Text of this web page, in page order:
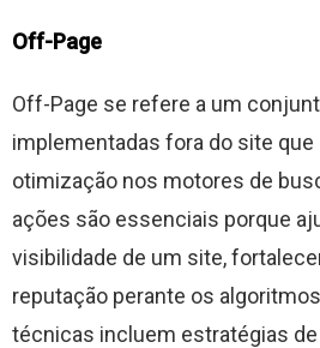
Off-Page
Off-Page se refere a um
implementadas fora do site que
otimização nos motores de
ações são essenciais porque
visibilidade de um site,
reputação perante os
técnicas incluem estratégias de